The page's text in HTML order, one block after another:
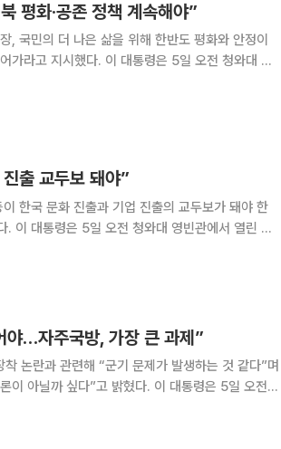
평화·공존 정책 계속해야”
, 국민의 더 나은 삶을 위해 한반도 평화와 안정이
가라고 지시했다. 이 대통령은 5일 오전 청와대 영
로 평화와 안정”이라며 이같이 밝혔다. 그는 “정
출 교두보 돼야”
한국 문화 진출과 기업 진출의 교두보가 돼야 한
. 이 대통령은 5일 오전 청와대 영빈관에서 열린 외
가가 매우 높아지고 첨단기술산업에서 인정받는
야…자주국방, 가장 큰 과제”
논란과 관련해 “군기 문제가 발생하는 것 같다”며
이 아닐까 싶다”고 밝혔다. 이 대통령은 5일 오전
상황’이 올 수도 있다”며 이같이 말했다. 이 대통령